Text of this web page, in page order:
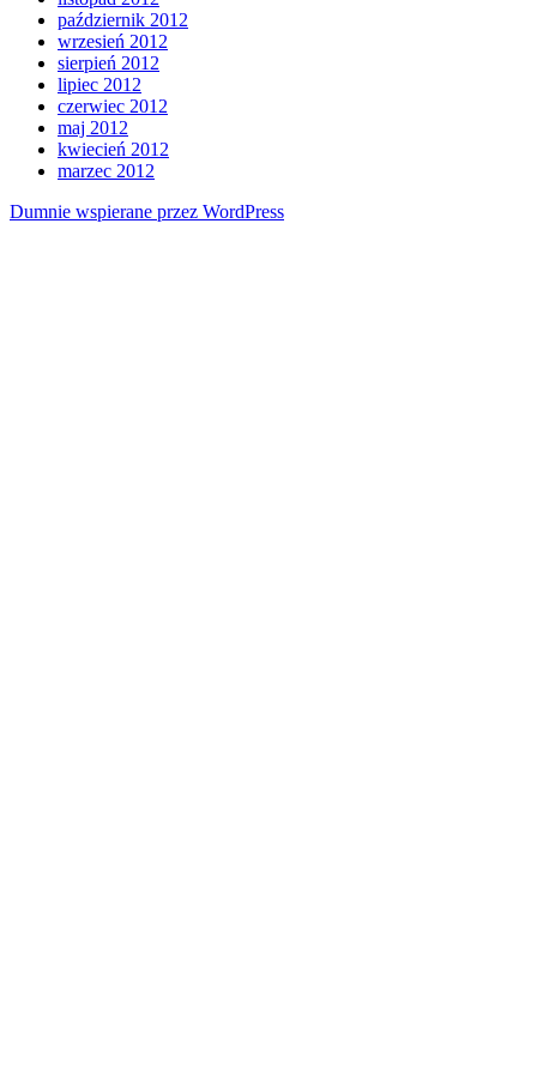
październik 2012
wrzesień 2012
sierpień 2012
lipiec 2012
czerwiec 2012
maj 2012
kwiecień 2012
marzec 2012
Dumnie wspierane przez WordPress